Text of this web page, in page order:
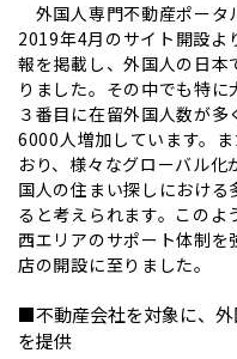
外国人専門不動産ポータ
2019年4月のサイト開設よ
報を掲載し、外国人の日本
りました。その中でも特
３番目に在留外国人数が
6000人増加しています。
おり、様々なグローバル
国人の住まい探しにおける
ると考えられます。この
西エリアのサポート体制
店の開設に至りました。
■不動産会社を対象に、
を提供